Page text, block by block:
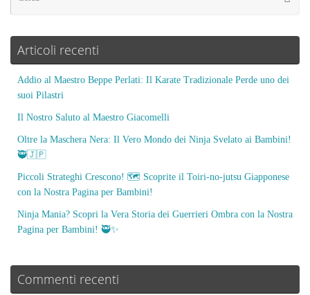
Articoli recenti
Addio al Maestro Beppe Perlati: Il Karate Tradizionale Perde uno dei
suoi Pilastri
Il Nostro Saluto al Maestro Giacomelli
Oltre la Maschera Nera: Il Vero Mondo dei Ninja Svelato ai Bambini!
🥷🇯🇵
Piccoli Strateghi Crescono! 🗺️ Scoprite il Toiri-no-jutsu Giapponese
con la Nostra Pagina per Bambini!
Ninja Mania? Scopri la Vera Storia dei Guerrieri Ombra con la Nostra
Pagina per Bambini! 🥷✨
Commenti recenti